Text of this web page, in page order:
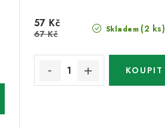
Skladem (2 ks)
57 Kč
67 Kč